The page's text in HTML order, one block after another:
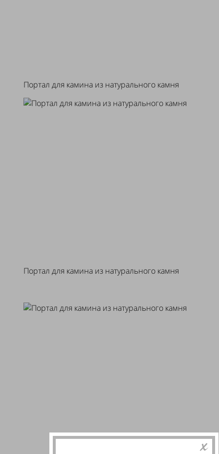
Портал для камина из натурального камня
Портал для камина из натурального камня